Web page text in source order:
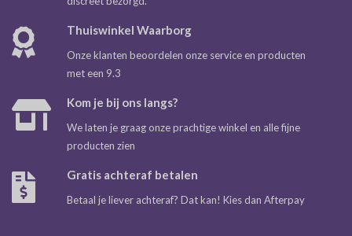
Thuiswinkel Waarborg
Onze klanten beoordelen onze service en producten
met een 9.3
Kom je bij ons langs?
We laten je graag onze prachtige winkel en alle fijne
producten zien
Gratis achteraf betalen
Betaal je liever achteraf? Dat kan! Kies dan Afterpay